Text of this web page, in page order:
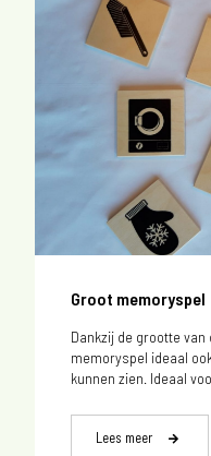
Groot memoryspel
Dankzij de grootte
memoryspel ideaal
kunnen zien. Ideaal
Lees meer